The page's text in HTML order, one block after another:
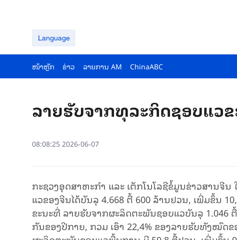
Language
ໜ້າຫຼັກ ຂ່າວ ລາຍ​ການ AM ChinaABC
ລາຍ​ຮັບຈາກ​ທຸ​ລະ​ກິດ​ຊອບ​ແວ​
08:08:25 2026-06-07
ກະຊວງອຸດສາຫະກໍາ ແລະ ເຕັກໂນໂລຊີຂໍ້ມູນຂ່າວສານຈີ
ແວຂອງ​ຈີນ​ໄດ້​ບັນ​ລຸ 4.668 ຕື້ 600 ລ້ານຢວນ, ເພີ່ມຂຶ້ນ
ຂະນະທີ່ ລາຍຮັບ​ຈາກຜະລິດຕະພັນຊອບແວບັນລຸ 1.046
ກັນ​ຂອງ​ປີ​ກາຍ, ກວມ ເອົາ 22,4% ຂອງລາຍຮັບທັງ​ໝົດ​